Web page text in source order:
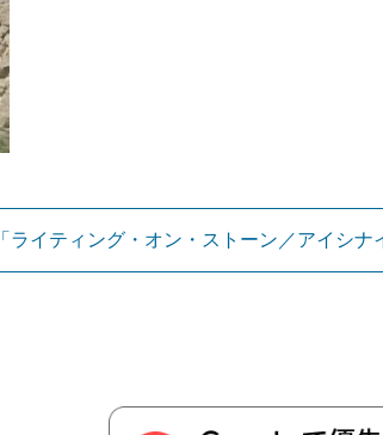
「ライティング・オン・ストーン／アイシ